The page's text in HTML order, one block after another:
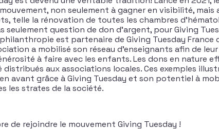
non seulement à gagner en visibilité, mais
telle la rénovation de toutes les chambres
seulement question de don d’argent, pour Giving
philanthropie est partenaire de Giving Tuesday France
a mobilisé son réseau d’enseignants afin de
à faire avec les enfants. Les dons en nature
aux associations locales. Ces exemples
avant grâce à Giving Tuesday et son potentiel à
les strates de la société.
de rejoindre le mouvement Giving Tuesday !